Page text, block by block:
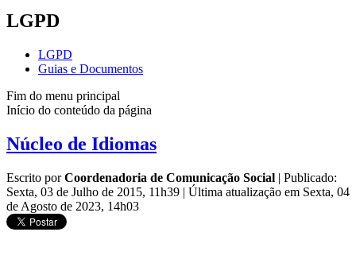
LGPD
LGPD
Guias e Documentos
Fim do menu principal
Início do conteúdo da página
Núcleo de Idiomas
Escrito porCoordenadoria de Comunicação Social | Publicado:
Sexta, 03 de Julho de 2015, 11h39 | Última atualização em Sexta, 04
de Agosto de 2023, 14h03